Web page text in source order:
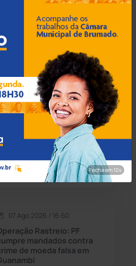
(79)
(49)
(391)
(1235)
(232)
(82)
07 Ago 2026 / 17:30
recomenda que escola
readmita aluno autista
impedido de frequentar
em Porto Seguro
07 Ago 2026 / 17:00
de Brumado
reajuste salarial de
para servidores
07 Ago 2026 / 16:50
Rastreio: PF
mandados contra
de moeda falsa em
Fecha em 8s